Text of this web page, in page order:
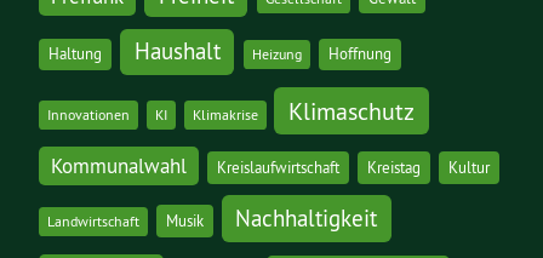
Haltung Haushalt Heizung Hoffnung
Innovationen KI Klimakrise Klimaschutz
Kommunalwahl Kreislaufwirtschaft Kreistag Kultur
Landwirtschaft Musik Nachhaltigkeit